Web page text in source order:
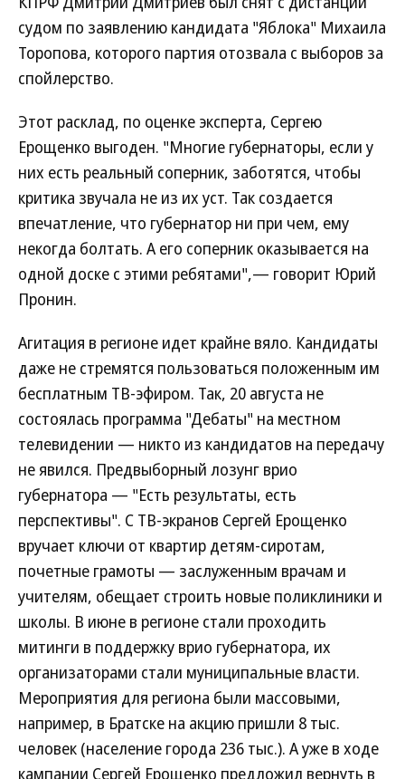
судом по заявлению кандидата "Яблока" Михаила
Торопова, которого партия отозвала с выборов за
спойлерство.
Этот расклад, по оценке эксперта, Сергею
Ерощенко выгоден. "Многие губернаторы, если у
них есть реальный соперник, заботятся, чтобы
критика звучала не из их уст. Так создается
впечатление, что губернатор ни при чем, ему
некогда болтать. А его соперник оказывается на
одной доске с этими ребятами",— говорит Юрий
Пронин.
Агитация в регионе идет крайне вяло. Кандидаты
даже не стремятся пользоваться положенным им
бесплатным ТВ-эфиром. Так, 20 августа не
состоялась программа "Дебаты" на местном
телевидении — никто из кандидатов на передачу
не явился. Предвыборный лозунг врио
губернатора — "Есть результаты, есть
перспективы". С ТВ-экранов Сергей Ерощенко
вручает ключи от квартир детям-сиротам,
почетные грамоты — заслуженным врачам и
учителям, обещает строить новые поликлиники и
школы. В июне в регионе стали проходить
митинги в поддержку врио губернатора, их
организаторами стали муниципальные власти.
Мероприятия для региона были массовыми,
например, в Братске на акцию пришли 8 тыс.
человек (население города 236 тыс.). А уже в ходе
кампании Сергей Ерощенко предложил вернуть в